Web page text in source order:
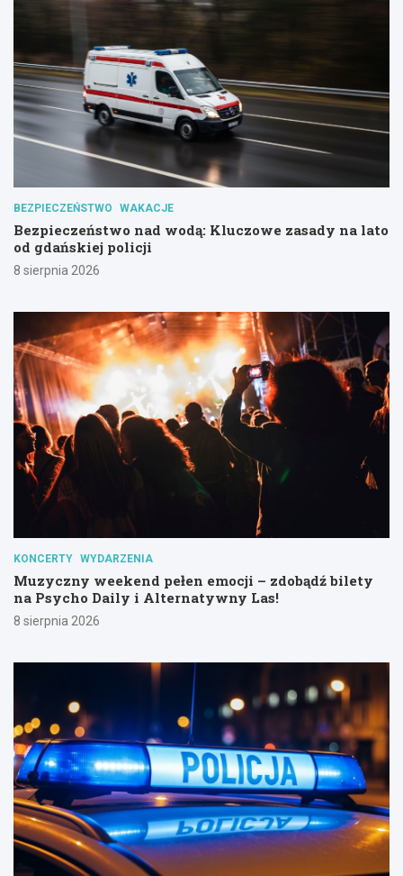
BEZPIECZEŃSTWO WAKACJE
Bezpieczeństwo nad wodą: Kluczowe zasady na lato
od gdańskiej policji
8 sierpnia 2026
KONCERTY WYDARZENIA
Muzyczny weekend pełen emocji – zdobądź bilety
na Psycho Daily i Alternatywny Las!
8 sierpnia 2026